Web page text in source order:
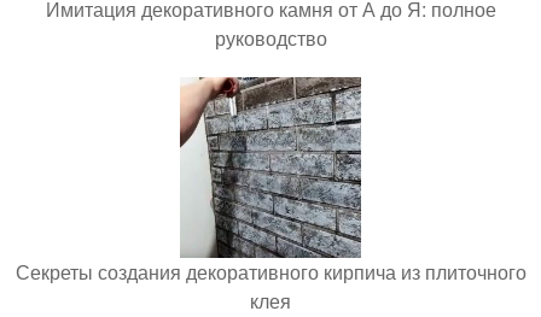
Имитация декоративного камня от А до Я: полное
руководство
Секреты создания декоративного кирпича из плиточного
клея